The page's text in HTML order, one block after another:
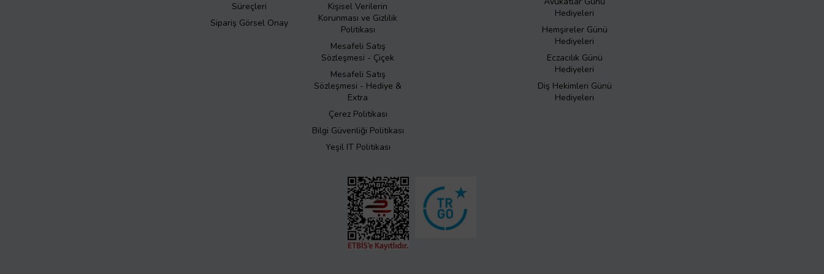
Süreçleri
Sipariş Görsel Onay
Kişisel Verilerin
Korunması ve Gizlilik
Politikası
Mesafeli Satış
Sözleşmesi - Çiçek
Mesafeli Satış
Sözleşmesi - Hediye &
Extra
Çerez Politikası
Bilgi Güvenliği Politikası
Yeşil IT Politikası
Hediyeleri
Hemşireler Günü
Hediyeleri
Eczacılık Günü
Hediyeleri
Diş Hekimleri Günü
Hediyeleri